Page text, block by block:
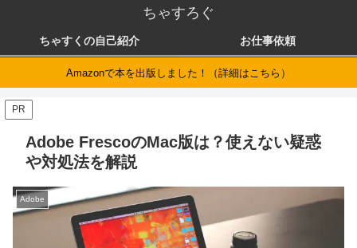
ちゃすろぐ
ちゃすくの自己紹介 お仕事依頼
Amazonで本を出版しました！（詳細はこちら）
PR
Adobe FrescoのMac版は？使えない疑惑
や対処法を解説
Adobe